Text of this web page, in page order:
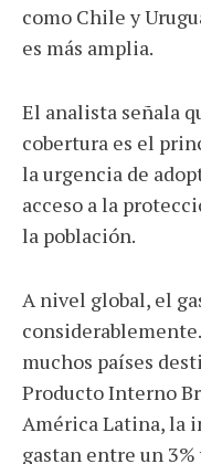
como Chile y
es más amplia.
El analista señala
cobertura es el
la urgencia de
acceso a la
la población.
A nivel global, el
muchos países
Producto Interno
América Latina, la
gastan entre un